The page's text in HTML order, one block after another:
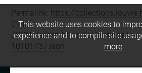
Permalink: https://
01437
JSON Record:https://
10101437.json
This website uses cookies to
experience and to compile site
more